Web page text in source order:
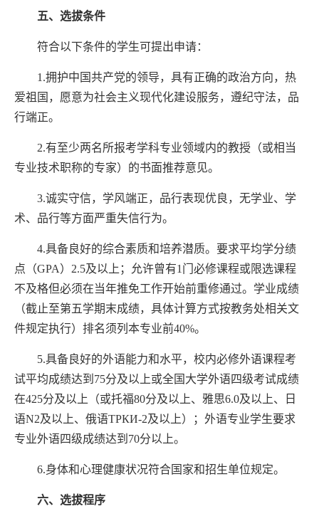
五、选拔条件
符合以下条件的学生可提出申请：
1.拥护中国共产党的领导，具有正确的政治方向，热
爱祖国，愿意为社会主义现代化建设服务，遵纪守法，品
行端正。
2.有至少两名所报考学科专业领域内的教授（或相当
专业技术职称的专家）的书面推荐意见。
3.诚实守信，学风端正，品行表现优良，无学业、学
术、品行等方面严重失信行为。
4.具备良好的综合素质和培养潜质。要求平均学分绩
点（GPA）2.5及以上；允许曾有1门必修课程或限选课程
不及格但必须在当年推免工作开始前重修通过。学业成绩
（截止至第五学期末成绩，具体计算方式按教务处相关文
件规定执行）排名须列本专业前40%。
5.具备良好的外语能力和水平，校内必修外语课程考
试平均成绩达到75分及以上或全国大学外语四级考试成绩
在425分及以上（或托福80分及以上、雅思6.0及以上、日
语N2及以上、俄语ТРКИ-2及以上）；外语专业学生要求
专业外语四级成绩达到70分以上。
6.身体和心理健康状况符合国家和招生单位规定。
六、选拔程序